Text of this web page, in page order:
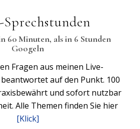
60 Minuten, als in 6 Stunden
Googeln
Fragen aus meinen Live-
auf den Punkt. 100
und sofort nutzbar
Alle Themen finden Sie hier
[Klick]